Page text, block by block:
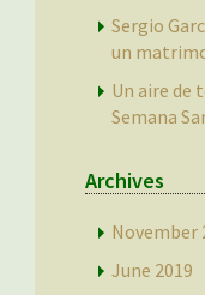
Sergio
un
Un aire de
Semana
Archives
November
June 2019